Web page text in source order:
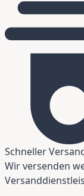
Schneller
Wir versenden